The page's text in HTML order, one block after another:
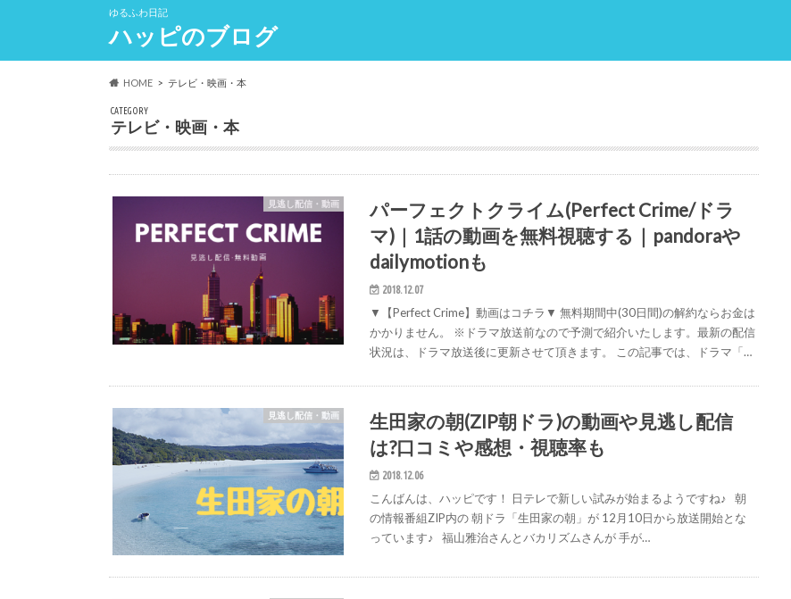
ゆるふわ日記
ハッピのブログ
HOME テレビ・映画・本
CATEGORY
テレビ・映画・本
見逃し配信・動画
パーフェクトクライム(Perfect Crime/ドラ
マ)｜1話の動画を無料視聴する｜pandoraや
dailymotionも
2018.12.07
▼【Perfect Crime】動画はコチラ▼ 無料期間中(30日間)の解約ならお金は
かかりません。 ※ドラマ放送前なので予測で紹介いたします。最新の配信
状況は、ドラマ放送後に更新させて頂きます。 この記事では、ドラマ「…
見逃し配信・動画
生田家の朝(ZIP朝ドラ)の動画や見逃し配信
は?口コミや感想・視聴率も
2018.12.06
こんばんは、ハッピです！ 日テレで新しい試みが始まるようですね♪ 朝
の情報番組ZIP内の 朝ドラ「生田家の朝」が 12月10日から放送開始とな
っています♪ 福山雅治さんとバカリズムさんが 手が…